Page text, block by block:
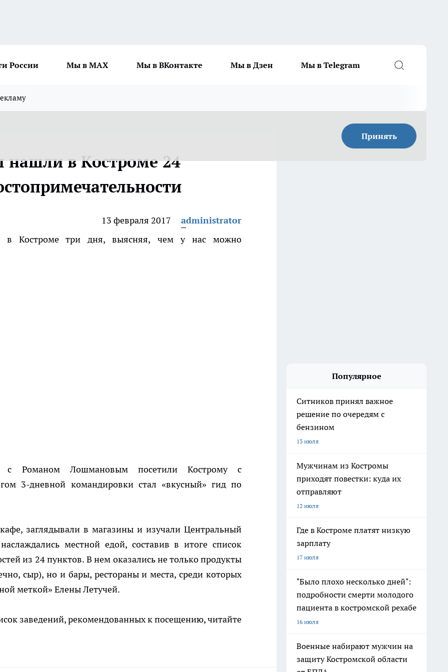
России Мы в MAX Мы в ВКонтакте Мы в Дзен Мы в Telegram
Принять
нашли в Костроме 24
13 февраля 2017
administrator
в Костроме три дня, выясняя, чем у нас можно
с Романом Лошмановым посетили Кострому с
3-дневной командировки стал «вкусный» гид по
заглядывали в магазины и изучали Центральный
местной едой, составив в итоге список
из 24 пунктов. В нем оказались не только продукты
сыр), но и бары, рестораны и места, среди которых
меткой» Елены Летучей.
заведений, рекомендованных к посещению, читайте
Популярное
Ситников принял важное
решение по очередям с
бензином
13 июля
Мужчинам из Костромы
приходят повестки: куда их
отправляют
12 июля
Где в Костроме платят низкую
зарплату
17 июля
"Было плохо несколько дней":
подробности смерти молодого
пациента в костромской рехабе
16 июля
Военные набирают мужчин на
защиту Костромской области